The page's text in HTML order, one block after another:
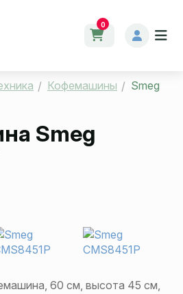
0
Кофемашины
Smeg
Smeg
60 см, высота 45 см,